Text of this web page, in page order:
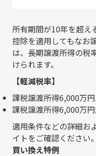
所有期間が10年を超え
控除を適用してもなお
は、長期譲渡所得の税
けられます。
【軽減税率】
課税譲渡所得6,000万
課税譲渡所得6,000万
適用条件などの詳細お
イトをご確認ください。
買い換え特例